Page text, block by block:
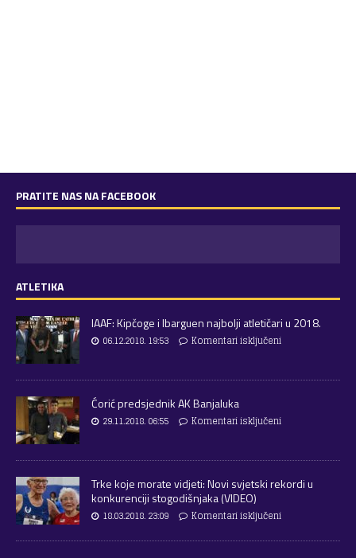
PRATITE NAS NA FACEBOOK
ATLETIKA
IAAF: Kipčoge i Ibarguen najbolji atletičari u 2018.
06.12.2018. 19:53 Komentari isključeni
Ćorić predsjednik AK Banjaluka
29.11.2018. 06:55 Komentari isključeni
Trke koje morate vidjeti: Novi svjetski rekordi u
konkurenciji stogodišnjaka (VIDEO)
18.03.2018. 23:09 Komentari isključeni